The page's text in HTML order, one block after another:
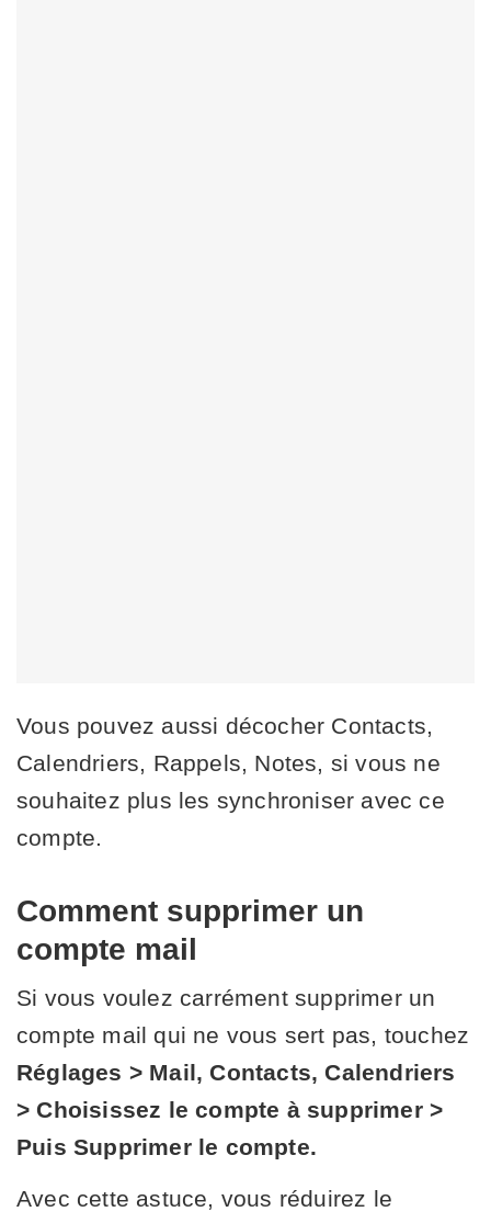
Vous pouvez aussi décocher Contacts,
Calendriers, Rappels, Notes, si vous ne
souhaitez plus les synchroniser avec ce
compte.
Comment supprimer un
compte mail
Si vous voulez carrément supprimer un
compte mail qui ne vous sert pas, touchez
Réglages > Mail, Contacts, Calendriers
> Choisissez le compte à supprimer >
Puis Supprimer le compte.
Avec cette astuce, vous réduirez le